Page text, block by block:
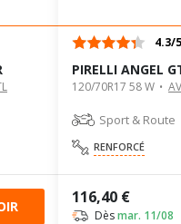
4.3/5
PIRELLI ANGEL
120/70R17 58 W
Sport & Route
RENFORCÉ
116,40 €
Dèsmar. 11/08